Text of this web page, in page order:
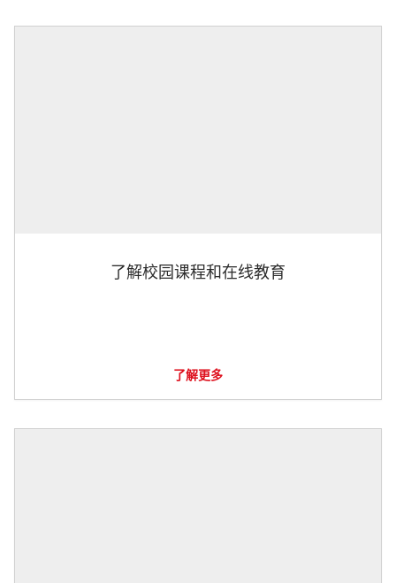
了解校园课程和在线教育
了解更多